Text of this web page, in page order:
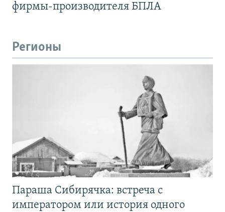
фирмы-производителя БПЛА
Регионы
Параша Сибирячка: встреча с
императором или история одного